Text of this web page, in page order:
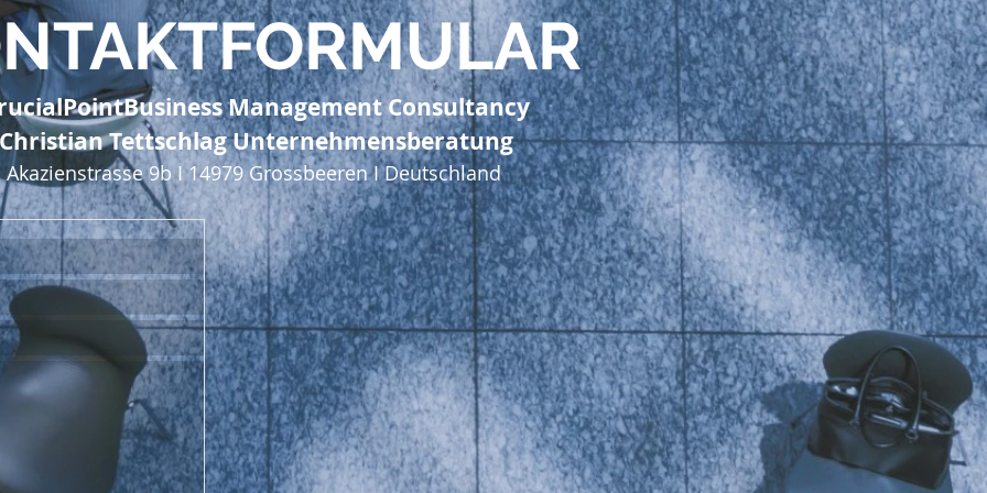
Management Consultancy
Christian Tettschlag Unternehmensberatung
Akazienstrasse 9b I 14979 Grossbeeren I Deutschland